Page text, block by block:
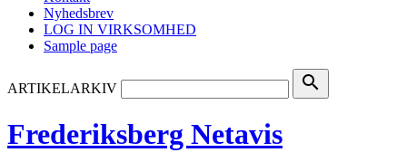
Nyhedsbrev
LOG IN VIRKSOMHED
Sample page
ARTIKELARKIV search
Frederiksberg Netavis